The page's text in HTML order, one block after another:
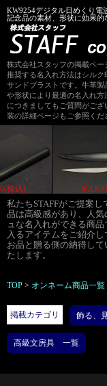
KW9254デジタル日めくり電
記念品の素材、形状に効果的
株式会社スタッフの掲載ペ
推奨する名入れ方法はシルク
サンドブラストです。牛革
や形状により最適の名入れ
につきましてもご質問がご
装の詳細ページもご参照くだ
￥3,850(税込)
私たちSTAFFがご提案
品は高級感があり、人
ュな名入れができる商
入るアイテムをご紹介
お品と贈る側の納得し
たします。
TOP > オンネーム商品一覧
掲載カテゴリ 飾る、
高級文房具 一覧